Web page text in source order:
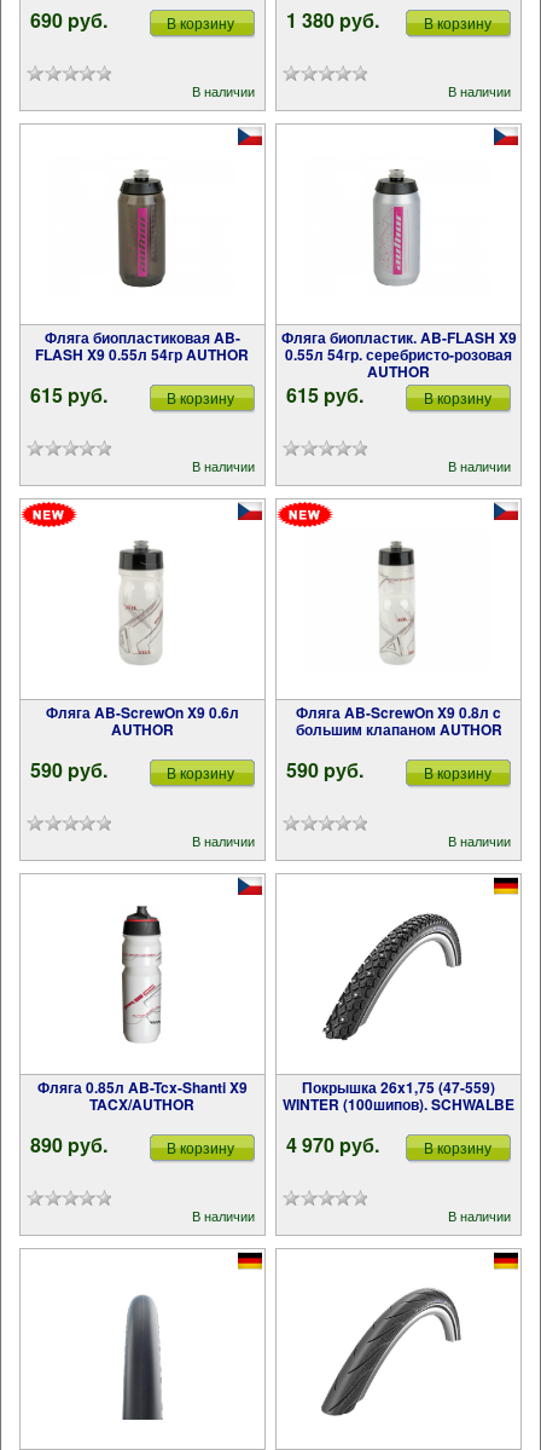
690 pуб. В корзину
В наличии
1 380 pуб. В корзину
В наличии
Фляга биопластиковая AB-
FLASH X9 0.55л 54гр AUTHOR
615 pуб. В корзину
В наличии
Фляга биопластик. AB-FLASH X9
0.55л 54гр. серебристо-розовая
AUTHOR
615 pуб. В корзину
В наличии
Фляга AB-ScrewOn X9 0.6л
AUTHOR
590 pуб. В корзину
В наличии
Фляга AB-ScrewOn X9 0.8л c
большим клапаном AUTHOR
590 pуб. В корзину
В наличии
Фляга 0.85л AB-Tcx-Shanti X9
TACX/AUTHOR
890 pуб. В корзину
В наличии
Покрышка 26x1,75 (47-559)
WINTER (100шипов). SCHWALBE
4 970 pуб. В корзину
В наличии